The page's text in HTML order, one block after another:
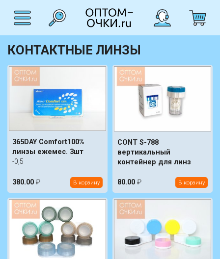
КОНТАКТНЫЕ ЛИНЗЫ
365DAY Comfort100%
линзы ежемес. 3шт
-0,5
380.00 ₽ В корзину
CONT S-788
вертикальный
контейнер для линз
80.00 ₽ В корзину